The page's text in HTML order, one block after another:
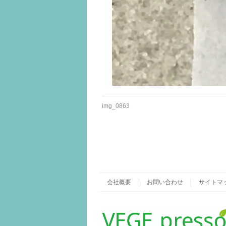
img_0863
会社概要 お問い合わせ サイトマ